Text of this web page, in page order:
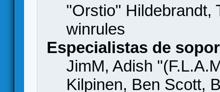
"Orstio" Hildebrandt,
winrules
Especialistas de
JimM, Adish
Kilpinen, Ben Scott,